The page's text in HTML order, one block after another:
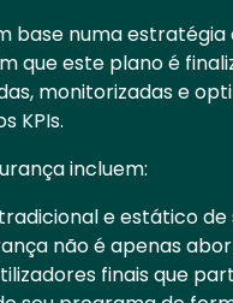
base numa
que este plano é
monitorizadas e
KPIs.
incluem:
e estático de
não é apenas
finais que